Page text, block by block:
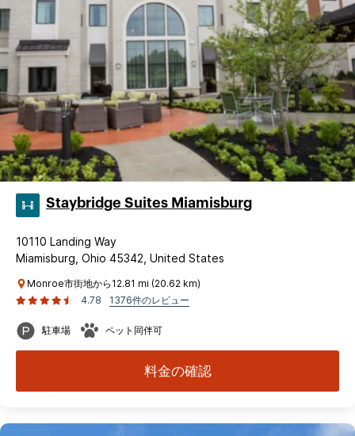
Staybridge Suites Miamisburg
10110 Landing Way
Miamisburg, Ohio 45342, United States
Monroe市街地から12.81 mi (20.62 km)
4.78
1376件のレビュー
駐車場 ペット同伴可
料金の確認